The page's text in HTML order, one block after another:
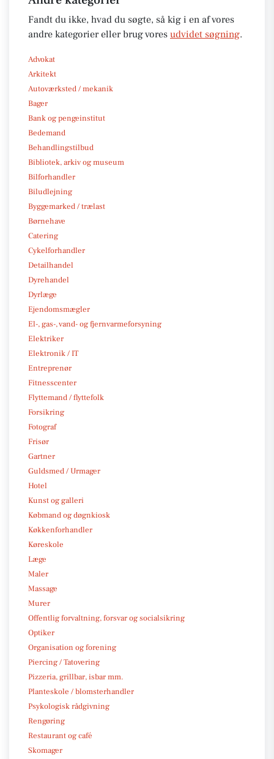
Fandt du ikke, hvad du søgte, så kig i en af vores
andre kategorier eller brug vores udvidet søgning.
Advokat
Arkitekt
Autoværksted / mekanik
Bager
Bank og pengeinstitut
Bedemand
Behandlingstilbud
Bibliotek, arkiv og museum
Bilforhandler
Biludlejning
Byggemarked / trælast
Børnehave
Catering
Cykelforhandler
Detailhandel
Dyrehandel
Dyrlæge
Ejendomsmægler
El-, gas-, vand- og fjernvarmeforsyning
Elektriker
Elektronik / IT
Entreprenør
Fitnesscenter
Flyttemand / flyttefolk
Forsikring
Fotograf
Frisør
Gartner
Guldsmed / Urmager
Hotel
Kunst og galleri
Købmand og døgnkiosk
Køkkenforhandler
Køreskole
Læge
Maler
Massage
Murer
Offentlig forvaltning, forsvar og socialsikring
Optiker
Organisation og forening
Piercing / Tatovering
Pizzeria, grillbar, isbar mm.
Planteskole / blomsterhandler
Psykologisk rådgivning
Rengøring
Restaurant og café
Skomager